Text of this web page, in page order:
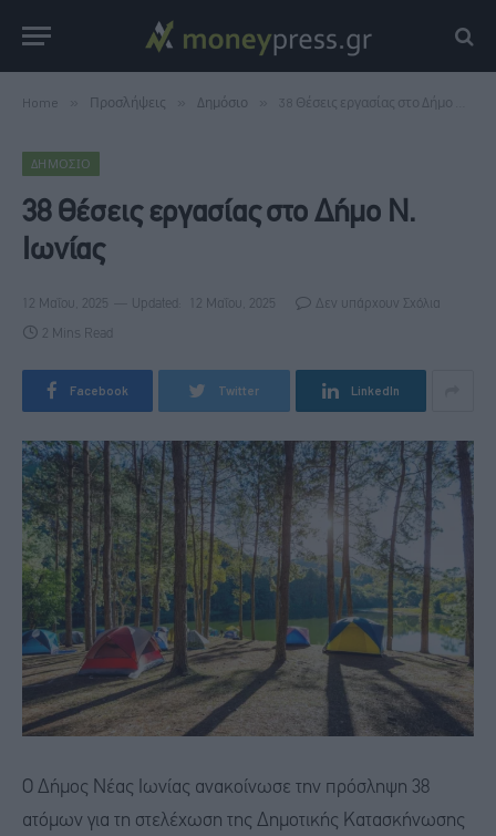
Home Προσλήψεις Δημόσιο 38 Θέσεις εργασίας στο Δήμο Ν. Ιωνίας
ΔΗΜΌΣΙΟ
38 Θέσεις εργασίας στο Δήμο Ν.
Ιωνίας
12 Μαΐου, 2025 Updated: 12 Μαΐου, 2025 Δεν υπάρχουν Σχόλια
2 Mins Read
Facebook Twitter LinkedIn
Ο Δήμος Νέας Ιωνίας ανακοίνωσε την πρόσληψη 38
ατόμων για τη στελέχωση της Δημοτικής Κατασκήνωσης